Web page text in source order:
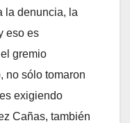
la denuncia, la
eso es
gremio
no sólo tomaron
exigiendo
Cañas, también